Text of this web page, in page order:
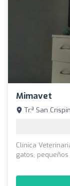
Mimavet
Tr.ª San
Clínica
gatos,